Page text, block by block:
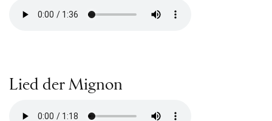
Lied der Mignon